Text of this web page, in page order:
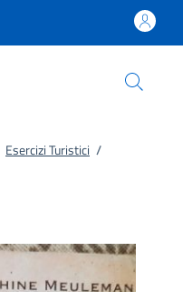
Esercizi Turistici /